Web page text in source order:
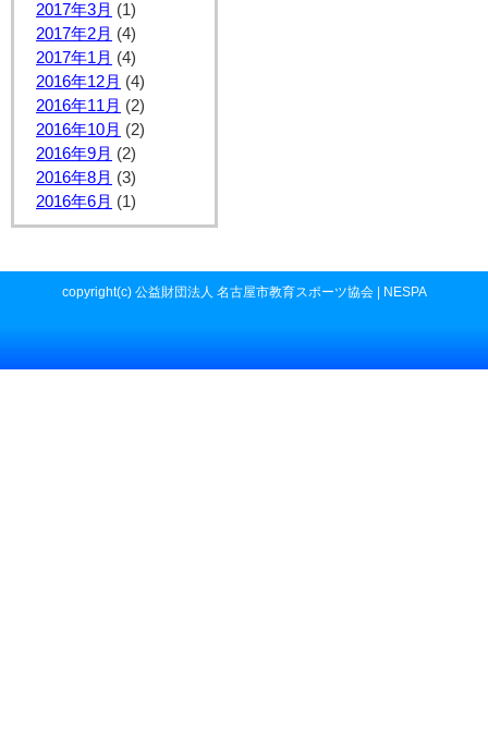
2017年3月 (1)
2017年2月 (4)
2017年1月 (4)
2016年12月 (4)
2016年11月 (2)
2016年10月 (2)
2016年9月 (2)
2016年8月 (3)
2016年6月 (1)
copyright(c) 公益財団法人 名古屋市教育スポーツ協会 | NESPA